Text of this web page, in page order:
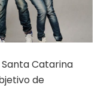
Catarina
de